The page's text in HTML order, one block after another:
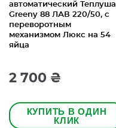
автоматический Теплуша
Greeny 88 ЛАВ 220/50, с
переворотным
механизмом Люкс на 54
яйца
2 700 ₴
КУПИТЬ В ОДИН
КЛИК